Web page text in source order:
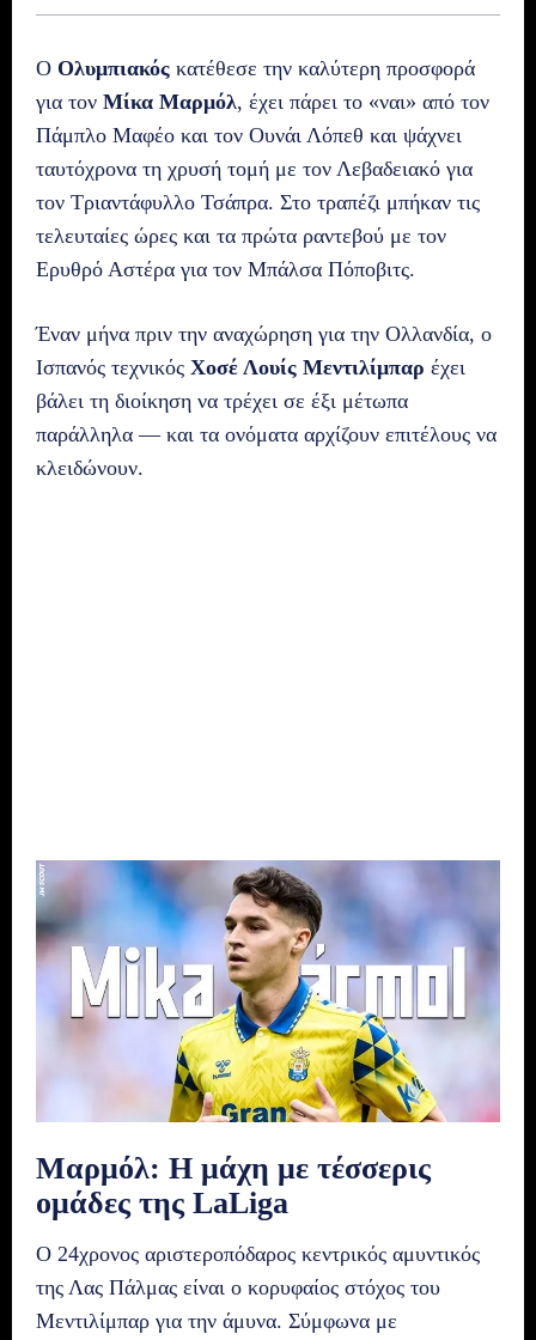
Ο Ολυμπιακός κατέθεσε την καλύτερη προσφορά
για τον Μίκα Μαρμόλ, έχει πάρει το «ναι» από τον
Πάμπλο Μαφέο και τον Ουνάι Λόπεθ και ψάχνει
ταυτόχρονα τη χρυσή τομή με τον Λεβαδειακό για
τον Τριαντάφυλλο Τσάπρα. Στο τραπέζι μπήκαν τις
τελευταίες ώρες και τα πρώτα ραντεβού με τον
Ερυθρό Αστέρα για τον Μπάλσα Πόποβιτς.
Έναν μήνα πριν την αναχώρηση για την Ολλανδία, ο
Ισπανός τεχνικός Χοσέ Λουίς Μεντιλίμπαρ έχει
βάλει τη διοίκηση να τρέχει σε έξι μέτωπα
παράλληλα — και τα ονόματα αρχίζουν επιτέλους να
κλειδώνουν.
Μαρμόλ: Η μάχη με τέσσερις
ομάδες της LaLiga
Ο 24χρονος αριστεροπόδαρος κεντρικός αμυντικός
της Λας Πάλμας είναι ο κορυφαίος στόχος του
Μεντιλίμπαρ για την άμυνα. Σύμφωνα με